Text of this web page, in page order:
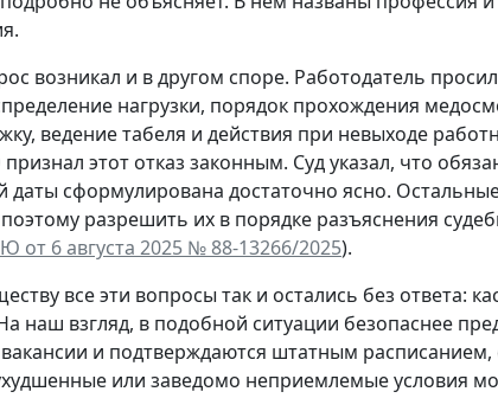
возникал и в другом споре. Работодатель
нагрузки, порядок прохождения
ведение табеля и действия при невыходе
этот отказ законным. Суд указал, что
даты сформулирована достаточно ясно.
разрешить их в порядке разъяснения
от 6 августа 2025 № 88-13266/2025).
все эти вопросы так и остались без ответа:
наш взгляд, в подобной ситуации безопаснее
и подтверждаются штатным
или заведомо неприемлемые условия